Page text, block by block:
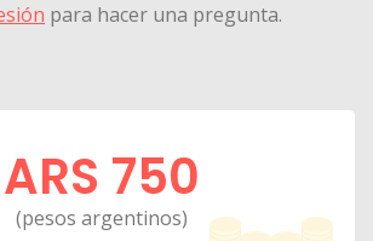
para hacer una pregunta.
ARS 750
(pesos argentinos)